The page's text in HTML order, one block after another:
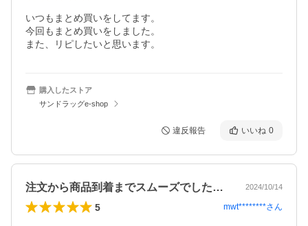
いつもまとめ買いをしてます。
今回もまとめ買いをしました。
また、リピしたいと思います。
購入したストア
サンドラッグe-shop
違反報告 いいね 0
注文から商品到着までスムーズでした。１… 2024/10/14
5 mwt********さん